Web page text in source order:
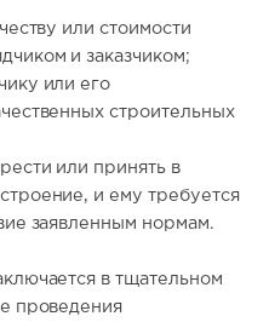
или стоимости
и заказчиком;
или его
строительных
или принять в
и ему требуется
заявленным нормам.
в тщательном
проведения